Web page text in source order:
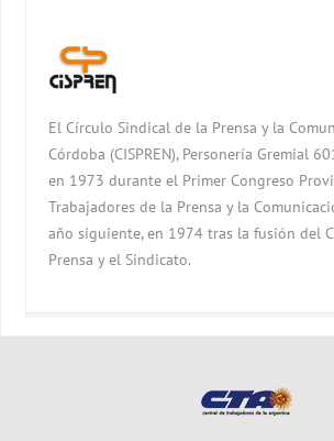
El Círculo Sindical de la Prensa y la
Córdoba (CISPREN), Personería Gremial
en 1973 durante el Primer Congreso
Trabajadores de la Prensa y la
año siguiente, en 1974 tras la fusión del
Prensa y el Sindicato.